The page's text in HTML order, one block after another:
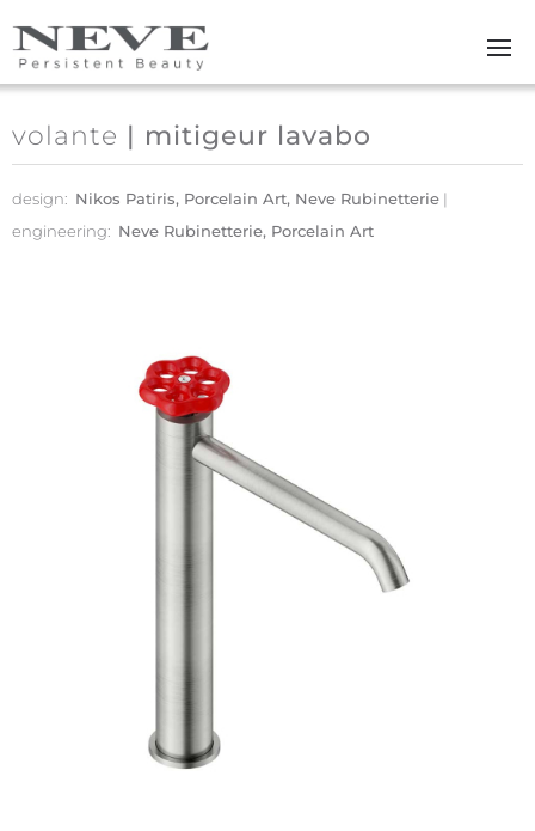
Skip to main content
volante | mitigeur lavabo
design: Nikos Patiris, Porcelain Art, Neve Rubinetterie
engineering: Neve Rubinetterie, Porcelain Art